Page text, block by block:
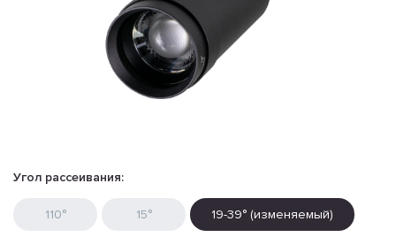
Угол рассеивания:
110° 15° 19-39° (изменяемый)